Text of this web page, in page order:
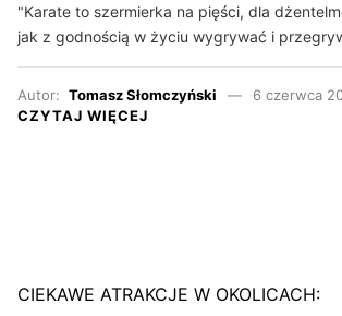
"Karate to szermierka na pięści, dla
jak z godnością w życiu wygrywać i
Autor: Tomasz Słomczyński
6 czerwca
CZYTAJ WIĘCEJ
CIEKAWE ATRAKCJE W OKOLICACH: